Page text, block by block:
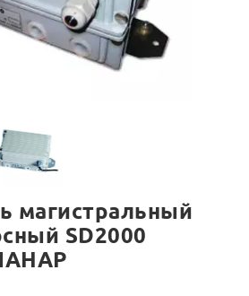
магистральный
SD2000